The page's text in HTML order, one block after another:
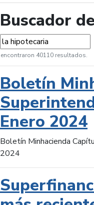
Buscador
encontraron 40110 resultados.
Boletín
Enero 2024
Boletín Minhacienda
2024